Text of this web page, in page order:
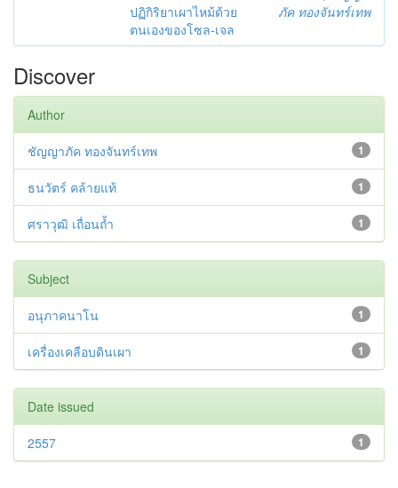
ปฏิกิริยาเผาไหม้ด้วย
ตนเองของโซล-เจล
ภัค ทองจันทร์เทพ
Discover
Author
1
ชัญญาภัค ทองจันทร์เทพ
1
ธนวัตร์ คล้ายแท้
1
ศราวุฒิ เถื่อนถ้ำ
Subject
1
อนุภาคนาโน
1
เครื่องเคลือบดินเผา
Date issued
1
2557